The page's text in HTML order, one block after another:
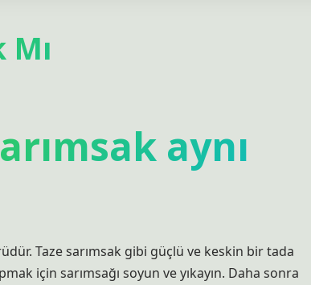
aynı
Taze sarımsak gibi güçlü ve keskin bir tada
için sarımsağı soyun ve yıkayın. Daha sonra